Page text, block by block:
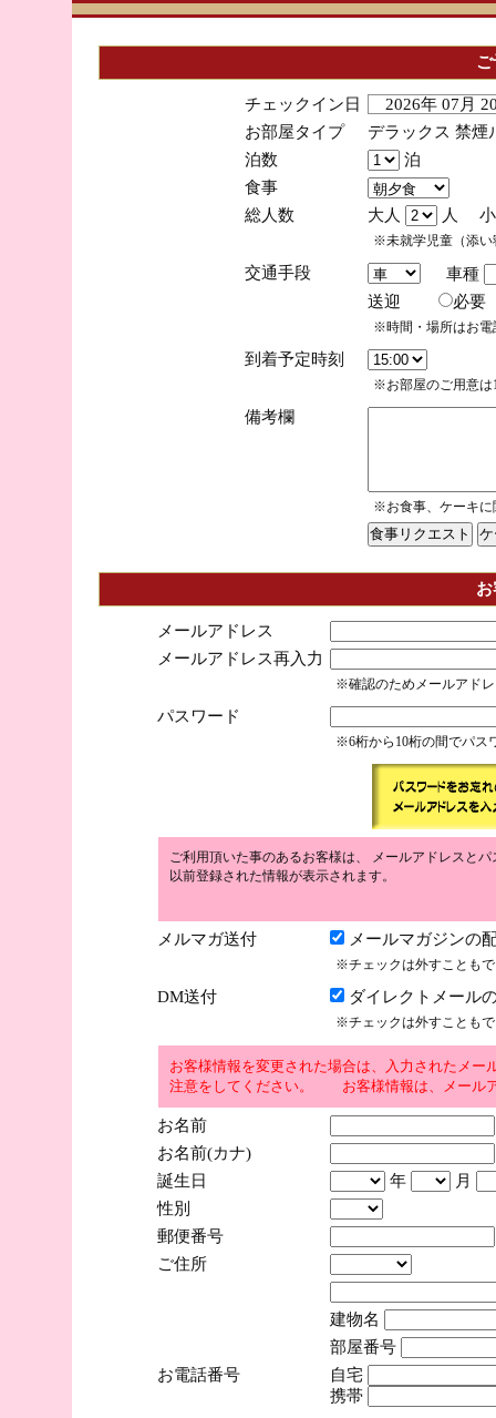
チェックイン日
2026年 07月
お部屋タイプ
デラックス 禁煙
泊数
泊
食事
総人数
大人 人 小
※未就学児童（添い
交通手段
車種
送迎
必
※時間・場所はお電
到着予定時刻
※お部屋のご用意は
備考欄
※お食事、ケーキに
メールアドレス
メールアドレス再入力
※確認のためメールアド
パスワード
※6桁から10桁の間でパス
ご利用頂いた事のあるお客様は、 メールアドレスと
以前登録された情報が表示されます。
メルマガ送付 メールマガジンの
※チェックは外すことも
DM送付 ダイレクトメール
※チェックは外すことも
お客様情報を変更された場合は、入力されたメ
注意をしてください。 お客様情報は、メール
お名前
お名前(カナ)
誕生日
年
月
性別
郵便番号
ご住所
建物名
部屋番号
お電話番号
自宅
携帯